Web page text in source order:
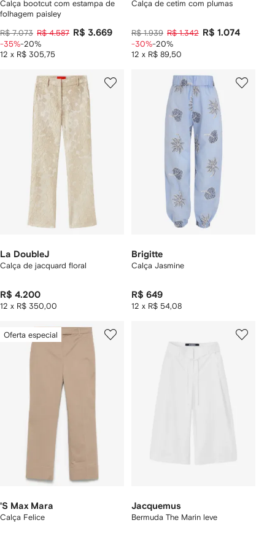
Calça bootcut com estampa de
folhagem paisley
R$ 7.073 R$ 4.587 R$ 3.669
12 x R$ 305,75
-35%-20%
Calça de cetim com plumas
R$ 1.939 R$ 1.342 R$ 1.074
12 x R$ 89,50
-30%-20%
La DoubleJ
Calça de jacquard floral
R$ 4.200
12 x R$ 350,00
Brigitte
Calça Jasmine
R$ 649
12 x R$ 54,08
Oferta especial
'S Max Mara
Calça Felice
Jacquemus
Bermuda The Marin leve